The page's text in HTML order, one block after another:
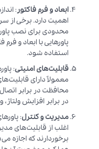
ابعاد و فرم فاکتور:
اهمیت دارد. برخی از
محدودی برای نصب پاور
پاورهایی با ابعاد و
استفاده شود.
قابلیت‌های امنیتی
معمولاً دارای
محافظت در برابر
در برابر افزایش ولتاژ،
مدیریت و کنترل
اغلب از قابلیت‌های
برخوردارند که اجازه